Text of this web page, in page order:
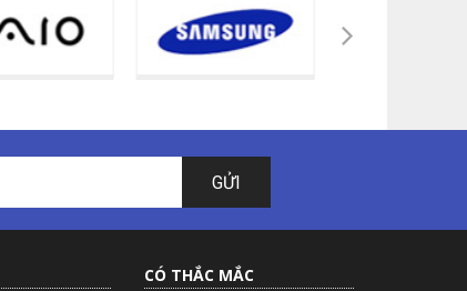
GỬI
CÓ THẮC MẮC